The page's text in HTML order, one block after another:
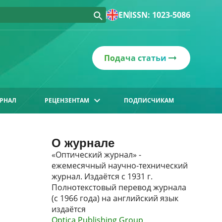
ENISSN: 1023-5086
Подача статьи
РЕЦЕНЗЕНТАМ ПОДПИСЧИКАМ
О журнале
«Оптический журнал» -
ежемесячный научно-технический
журнал. Издаётся с 1931 г.
Полнотекстовый перевод журнала
(с 1966 года) на английский язык
издаётся